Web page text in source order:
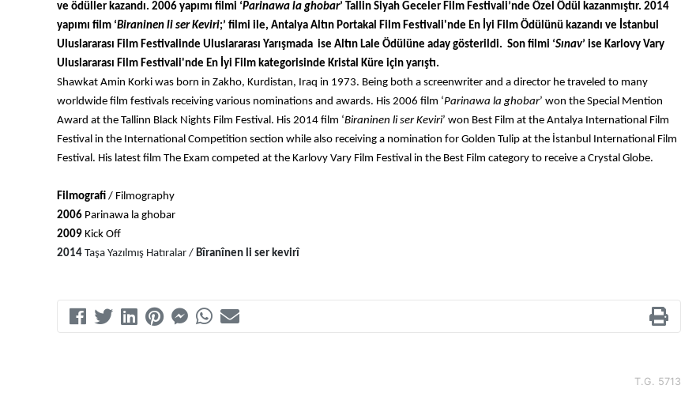
ve ödüller kazandı. 2006 yapımı filmi ‘Parinawa la ghobar’ Tallin Siyah Geceler Film Festivali’nde Özel Ödül kazanmıştır. 2014
yapımı film ‘Biraninen li ser Keviri;’ filmi ile, Antalya Altın Portakal Film Festivali'nde En İyi Film Ödülünü kazandı ve İstanbul
Uluslararası Film Festivalinde Uluslararası Yarışmada  ise Altın Lale Ödülüne aday gösterildi.  Son filmi ‘Sınav’ ise Karlovy Vary
Uluslararası Film Festivali'nde En İyi Film kategorisinde Kristal Küre için yarıştı.
Shawkat Amin Korki was born in Zakho, Kurdistan, Iraq in 1973. Being both a screenwriter and a director he traveled to many
worldwide film festivals receiving various nominations and awards. His 2006 film ‘Parinawa la ghobar’ won the Special Mention
Award at the Tallinn Black Nights Film Festival. His 2014 film ‘Biraninen li ser Keviri’ won Best Film at the Antalya International Film
Festival in the International Competition section while also receiving a nomination for Golden Tulip at the İstanbul International Film
Festival. His latest film The Exam competed at the Karlovy Vary Film Festival in the Best Film category to receive a Crystal Globe.
Filmografi / Filmography
2006 Parinawa la ghobar
2009 Kick Off
2014 Taşa Yazılmış Hatıralar / Bîranînen li ser kevirî
T.G. 5713